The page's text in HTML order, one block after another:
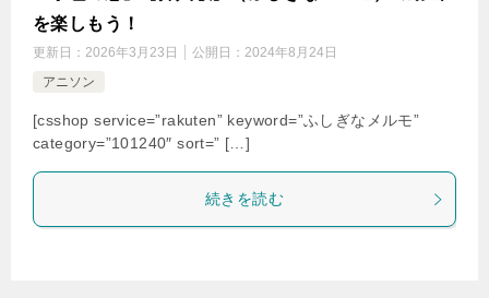
を楽しもう！
更新日： 2026年3月23日 公開日： 2024年8月24日
アニソン
[csshop service=”rakuten” keyword=”ふしぎなメルモ”
category=”101240″ sort=” […]
続きを読む